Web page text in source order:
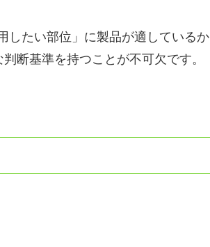
したい部位」に製品が適しているか
断基準を持つことが不可欠です。